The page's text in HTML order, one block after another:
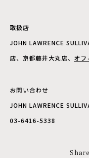
取扱店
JOHN LAWRENCE
店、京都藤井大丸店、 オフ
お問い合わせ
JOHN LAWRENCE
03-6416-5338
Share